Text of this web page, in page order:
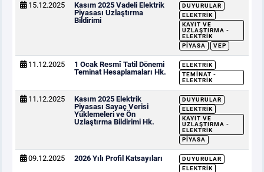
15.12.2025
Kasım 2025 Vadeli Elektrik
Piyasası Uzlaştırma
Bildirimi
DUYURULAR
ELEKTRIK
KAYIT VE
UZLAŞTIRMA -
ELEKTRIK
PIYASA
VEP
11.12.2025
1 Ocak Resmî Tatil Dönemi
Teminat Hesaplamaları Hk.
ELEKTRIK
TEMINAT -
ELEKTRIK
11.12.2025
Kasım 2025 Elektrik
Piyasası Sayaç Verisi
Yüklemeleri ve Ön
Uzlaştırma Bildirimi Hk.
DUYURULAR
ELEKTRIK
KAYIT VE
UZLAŞTIRMA -
ELEKTRIK
PIYASA
09.12.2025 2026 Yılı Profil Katsayıları
DUYURULAR
ELEKTRIK